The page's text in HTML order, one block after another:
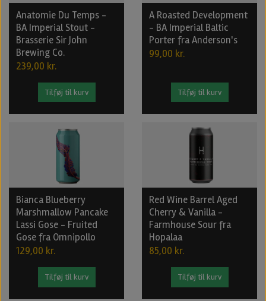
Anatomie Du Temps -
BA Imperial Stout -
Brasserie Sir John
Brewing Co.
239,00 kr.
Tilføj til kurv
A Roasted Development
- BA Imperial Baltic
Porter fra Anderson's
99,00 kr.
Tilføj til kurv
Bianca Blueberry
Marshmallow Pancake
Lassi Gose - Fruited
Gose fra Omnipollo
129,00 kr.
Tilføj til kurv
Red Wine Barrel Aged
Cherry & Vanilla -
Farmhouse Sour fra
Hopalaa
85,00 kr.
Tilføj til kurv